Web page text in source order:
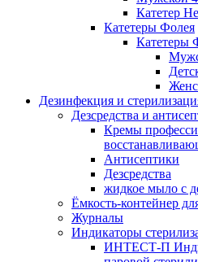
Катетер
Катетеры Фолея
Катетеры
Дезинфекция и
Дезсредства и
Кремы
Антисептики
Дезсредства
жидкое мыло с
Ёмкость-контейнер
Журналы
Индикаторы
ИНТЕСТ-П